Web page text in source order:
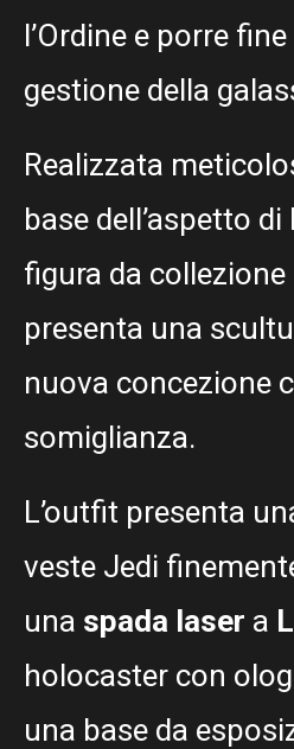
l’Ordine e porre
gestione della
Realizzata
base dell’aspetto
figura da
presenta una
nuova concezione
somiglianza.
L’outfit presenta
veste Jedi
una spada laser a
holocaster con
una base da